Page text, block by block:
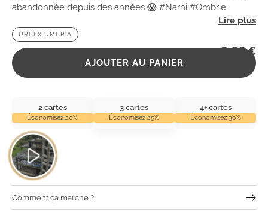
abandonnée depuis des années 😱 #Narni #Ombrie
URBEX UMBRIA
2,99€
AJOUTER AU PANIER
2 cartes
Économisez 20%
3 cartes
Économisez 25%
4+ cartes
Économisez 30%
Comment ça marche ?